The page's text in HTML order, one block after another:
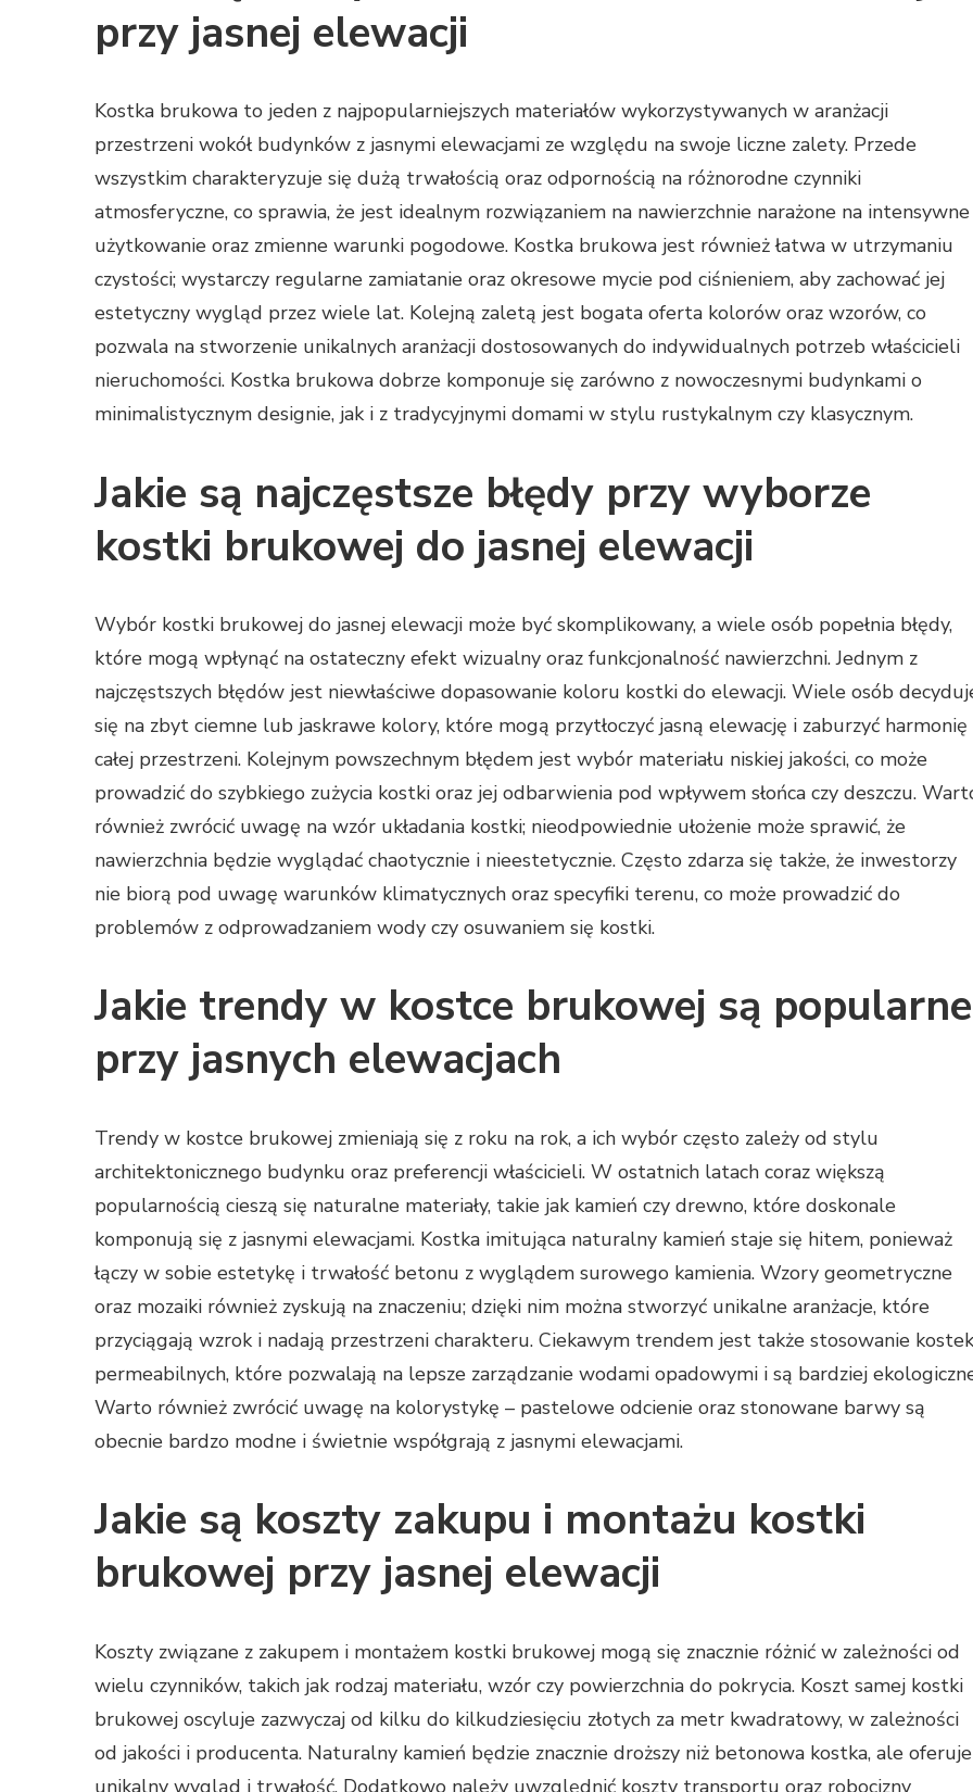
przy jasnej elewacji
Kostka brukowa to jeden z najpopularniejszych materiałów wykorzystywanych w aranżacji
przestrzeni wokół budynków z jasnymi elewacjami ze względu na swoje liczne zalety. Przede
wszystkim charakteryzuje się dużą trwałością oraz odpornością na różnorodne czynniki
atmosferyczne, co sprawia, że jest idealnym rozwiązaniem na nawierzchnie narażone na intensywne
użytkowanie oraz zmienne warunki pogodowe. Kostka brukowa jest również łatwa w utrzymaniu
czystości; wystarczy regularne zamiatanie oraz okresowe mycie pod ciśnieniem, aby zachować jej
estetyczny wygląd przez wiele lat. Kolejną zaletą jest bogata oferta kolorów oraz wzorów, co
pozwala na stworzenie unikalnych aranżacji dostosowanych do indywidualnych potrzeb właścicieli
nieruchomości. Kostka brukowa dobrze komponuje się zarówno z nowoczesnymi budynkami o
minimalistycznym designie, jak i z tradycyjnymi domami w stylu rustykalnym czy klasycznym.
Jakie są najczęstsze błędy przy wyborze
kostki brukowej do jasnej elewacji
Wybór kostki brukowej do jasnej elewacji może być skomplikowany, a wiele osób popełnia błędy,
które mogą wpłynąć na ostateczny efekt wizualny oraz funkcjonalność nawierzchni. Jednym z
najczęstszych błędów jest niewłaściwe dopasowanie koloru kostki do elewacji. Wiele osób
się na zbyt ciemne lub jaskrawe kolory, które mogą przytłoczyć jasną elewację i zaburzyć harmonię
całej przestrzeni. Kolejnym powszechnym błędem jest wybór materiału niskiej jakości, co może
prowadzić do szybkiego zużycia kostki oraz jej odbarwienia pod wpływem słońca czy deszczu.
również zwrócić uwagę na wzór układania kostki; nieodpowiednie ułożenie może sprawić, że
nawierzchnia będzie wyglądać chaotycznie i nieestetycznie. Często zdarza się także, że inwestorzy
nie biorą pod uwagę warunków klimatycznych oraz specyfiki terenu, co może prowadzić do
problemów z odprowadzaniem wody czy osuwaniem się kostki.
Jakie trendy w kostce brukowej są popularne
przy jasnych elewacjach
Trendy w kostce brukowej zmieniają się z roku na rok, a ich wybór często zależy od stylu
architektonicznego budynku oraz preferencji właścicieli. W ostatnich latach coraz większą
popularnością cieszą się naturalne materiały, takie jak kamień czy drewno, które doskonale
komponują się z jasnymi elewacjami. Kostka imitująca naturalny kamień staje się hitem, ponieważ
łączy w sobie estetykę i trwałość betonu z wyglądem surowego kamienia. Wzory geometryczne
oraz mozaiki również zyskują na znaczeniu; dzięki nim można stworzyć unikalne aranżacje, które
przyciągają wzrok i nadają przestrzeni charakteru. Ciekawym trendem jest także stosowanie kostek
permeabilnych, które pozwalają na lepsze zarządzanie wodami opadowymi i są bardziej
Warto również zwrócić uwagę na kolorystykę – pastelowe odcienie oraz stonowane barwy są
obecnie bardzo modne i świetnie współgrają z jasnymi elewacjami.
Jakie są koszty zakupu i montażu kostki
brukowej przy jasnej elewacji
Koszty związane z zakupem i montażem kostki brukowej mogą się znacznie różnić w zależności od
wielu czynników, takich jak rodzaj materiału, wzór czy powierzchnia do pokrycia. Koszt samej kostki
brukowej oscyluje zazwyczaj od kilku do kilkudziesięciu złotych za metr kwadratowy, w zależności
od jakości i producenta. Naturalny kamień będzie znacznie droższy niż betonowa kostka, ale oferuje
unikalny wygląd i trwałość. Dodatkowo należy uwzględnić koszty transportu oraz robocizny